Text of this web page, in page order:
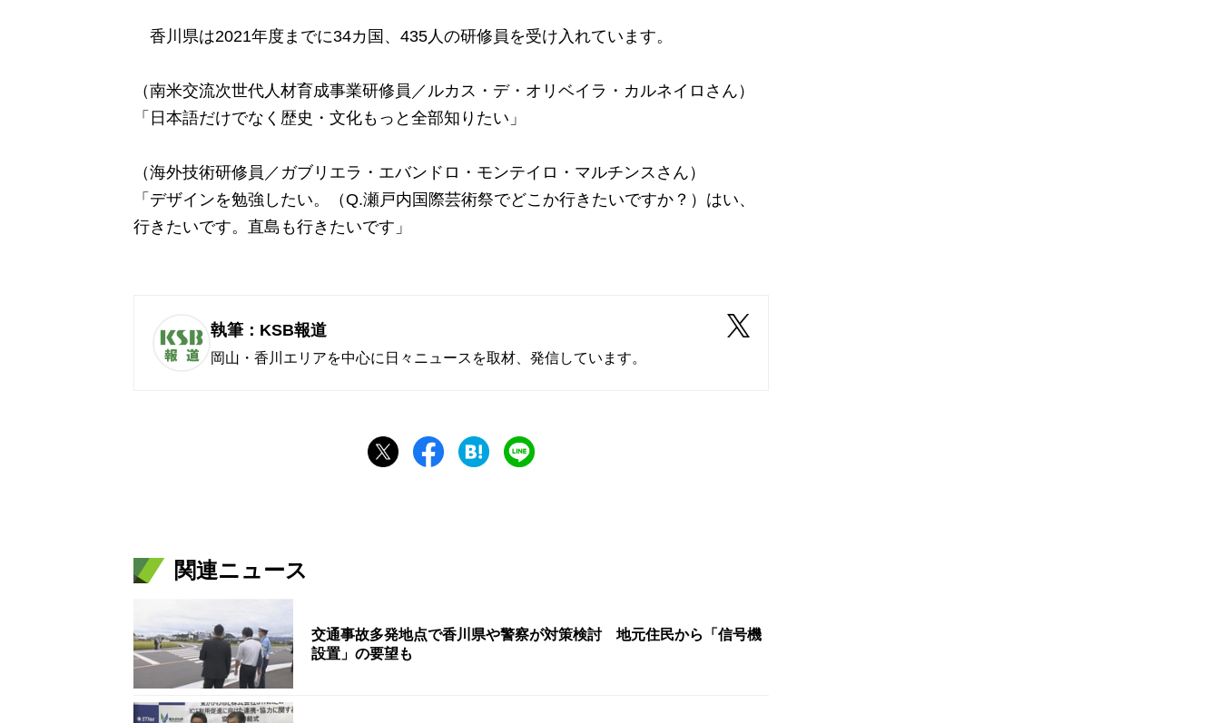
香川県は2021年度までに34カ国、435人の研修員を受け入れています。
（南米交流次世代人材育成事業研修員／ルカス・デ・オリベイラ・カルネイロさん）
「日本語だけでなく歴史・文化もっと全部知りたい」
（海外技術研修員／ガブリエラ・エバンドロ・モンテイロ・マルチンスさん）
「デザインを勉強したい。（Q.瀬戸内国際芸術祭でどこか行きたいですか？）はい、
行きたいです。直島も行きたいです」
執筆：KSB報道
岡山・香川エリアを中心に日々ニュースを取材、発信しています。
関連ニュース
交通事故多発地点で香川県や警察が対策検討 地元住民から「信号機
設置」の要望も